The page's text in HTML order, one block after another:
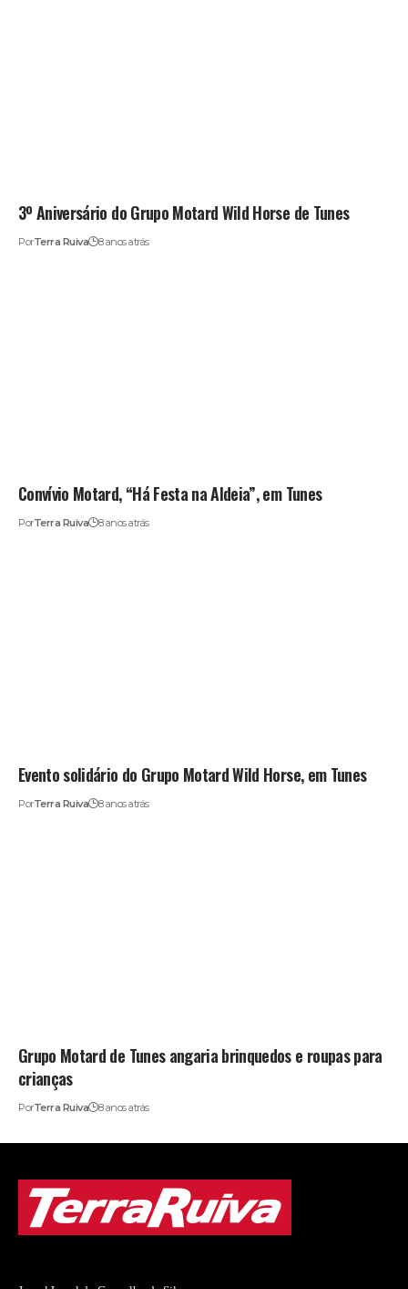
3º Aniversário do Grupo Motard Wild Horse de Tunes
PorTerra Ruiva 8 anos atrás
Convívio Motard, “Há Festa na Aldeia”, em Tunes
PorTerra Ruiva 8 anos atrás
Evento solidário do Grupo Motard Wild Horse, em Tunes
PorTerra Ruiva 8 anos atrás
Grupo Motard de Tunes angaria brinquedos e roupas para
crianças
PorTerra Ruiva 8 anos atrás